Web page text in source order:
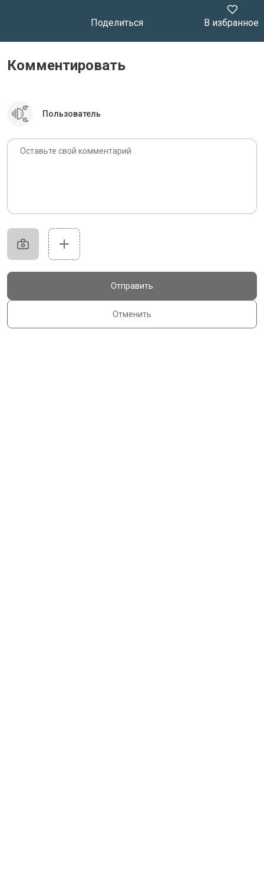
Поделиться В избранное
Комментировать
Пользователь
Отменить
Отправить